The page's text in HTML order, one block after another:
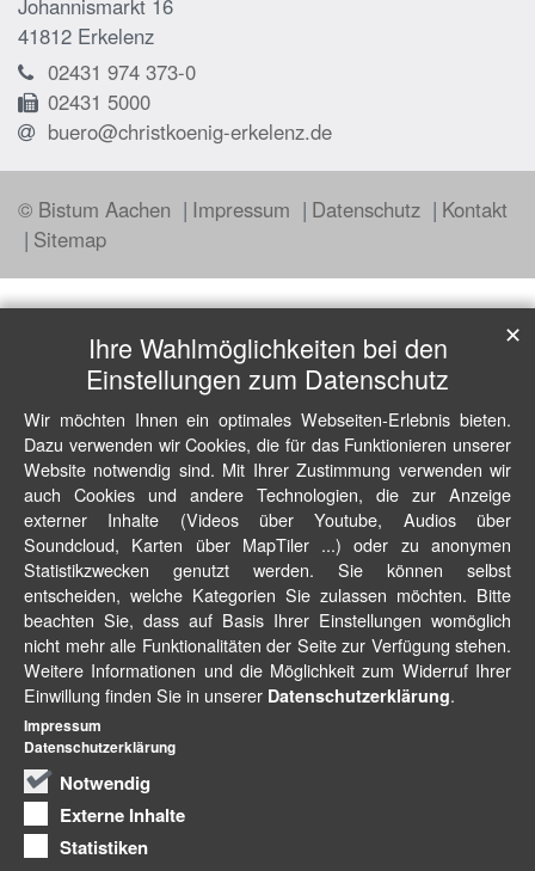
Johannismarkt 16
41812 Erkelenz
02431 974 373-0
02431 5000
buero@christkoenig-erkelenz.de
© Bistum Aachen Impressum Datenschutz
Kontakt
Sitemap
Ihre Wahlmöglichkeiten bei den
Einstellungen zum Datenschutz
Wir möchten Ihnen ein optimales Webseiten-Erlebnis bieten.
Dazu verwenden wir Cookies, die für das Funktionieren unserer
Website notwendig sind. Mit Ihrer Zustimmung verwenden wir
auch Cookies und andere Technologien, die zur Anzeige
externer Inhalte (Videos über Youtube, Audios über
Soundcloud, Karten über MapTiler ...) oder zu anonymen
Statistikzwecken genutzt werden. Sie können selbst
entscheiden, welche Kategorien Sie zulassen möchten. Bitte
beachten Sie, dass auf Basis Ihrer Einstellungen womöglich
nicht mehr alle Funktionalitäten der Seite zur Verfügung stehen.
Weitere Informationen und die Möglichkeit zum Widerruf Ihrer
Einwillung finden Sie in unserer Datenschutzerklärung.
Notwendig
Externe Inhalte
Statistiken
✕
Impressum
Datenschutzerklärung